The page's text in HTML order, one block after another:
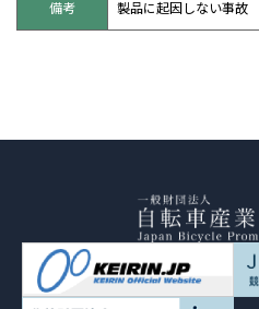
備考 製品に起因しない事故